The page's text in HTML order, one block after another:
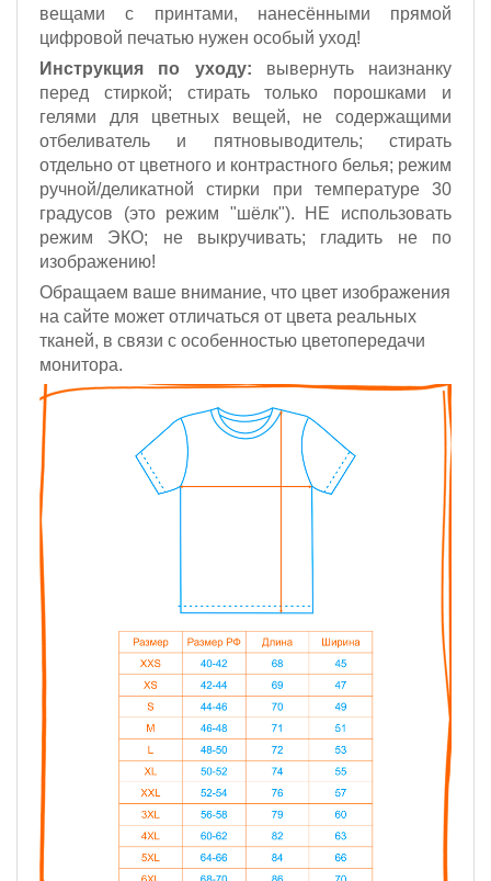
вещами с принтами, нанесёнными прямой
цифровой печатью нужен особый уход!
Инструкция по уходу: вывернуть наизнанку
перед стиркой; стирать только порошками и
гелями для цветных вещей, не содержащими
отбеливатель и пятновыводитель; стирать
отдельно от цветного и контрастного белья; режим
ручной/деликатной стирки при температуре 30
градусов (это режим "шёлк"). НЕ использовать
режим ЭКО; не выкручивать; гладить не по
изображению!
Обращаем ваше внимание, что цвет изображения
на сайте может отличаться от цвета реальных
тканей, в связи с особенностью цветопередачи
монитора.